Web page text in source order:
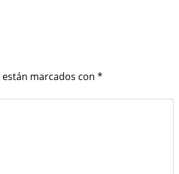
marcados con *